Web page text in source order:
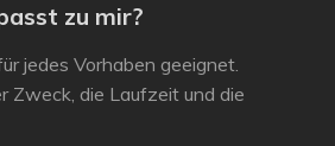
zu mir?
jedes Vorhaben geeignet.
Zweck, die Laufzeit und die